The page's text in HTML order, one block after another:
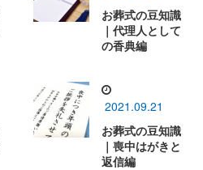
お葬式の豆知識
｜代理人として
の香典編
2021.09.21
お葬式の豆知識
｜喪中はがきと
返信編